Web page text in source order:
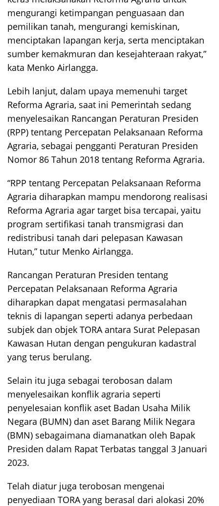
mengurangi ketimpangan penguasaan dan
pemilikan tanah, mengurangi kemiskinan,
menciptakan lapangan kerja, serta menciptakan
sumber kemakmuran dan kesejahteraan rakyat,”
kata Menko Airlangga.
Lebih lanjut, dalam upaya memenuhi target
Reforma Agraria, saat ini Pemerintah sedang
menyelesaikan Rancangan Peraturan Presiden
(RPP) tentang Percepatan Pelaksanaan Reforma
Agraria, sebagai pengganti Peraturan Presiden
Nomor 86 Tahun 2018 tentang Reforma Agraria.
“RPP tentang Percepatan Pelaksanaan Reforma
Agraria diharapkan mampu mendorong realisasi
Reforma Agraria agar target bisa tercapai, yaitu
program sertifikasi tanah transmigrasi dan
redistribusi tanah dari pelepasan Kawasan
Hutan,” tutur Menko Airlangga.
Rancangan Peraturan Presiden tentang
Percepatan Pelaksanaan Reforma Agraria
diharapkan dapat mengatasi permasalahan
teknis di lapangan seperti adanya perbedaan
subjek dan objek TORA antara Surat Pelepasan
Kawasan Hutan dengan pengukuran kadastral
yang terus berulang.
Selain itu juga sebagai terobosan dalam
menyelesaikan konflik agraria seperti
penyelesaian konflik aset Badan Usaha Milik
Negara (BUMN) dan aset Barang Milik Negara
(BMN) sebagaimana diamanatkan oleh Bapak
Presiden dalam Rapat Terbatas tanggal 3 Januari
2023.
Telah diatur juga terobosan mengenai
penyediaan TORA yang berasal dari alokasi 20%